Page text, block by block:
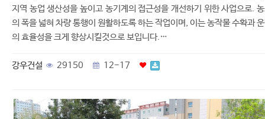
지역 농업 생산성을 높이고 농기계의 접근성을 개선하기 위한 사업으로.
의 폭을 넓혀 차량 통행이 원활하도록 하는 작업이며, 이는 농작물 수확과
의 효율성을 크게 향상시킬것으로 보입니다.…
강우건설 29150 12-17